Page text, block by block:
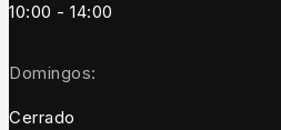
10:00 - 14:00
Domingos:
Cerrado